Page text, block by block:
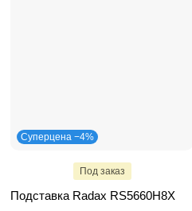
Суперцена −4%
Под заказ
Подставка Radax RS5660H8X